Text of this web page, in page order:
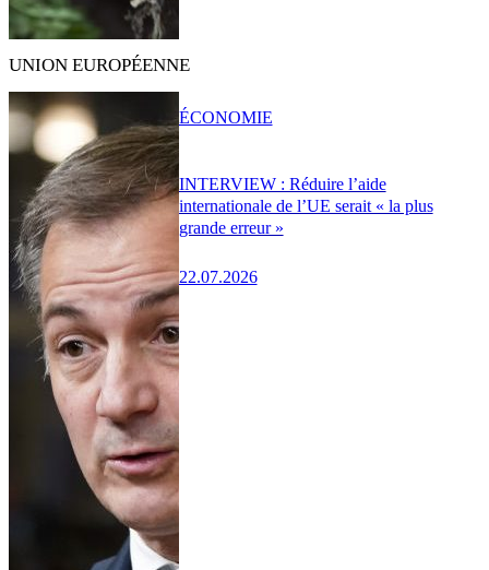
UNION EUROPÉENNE
INTERVIEW : Réduire l’aide
internationale de l’UE serait « la plus
grande erreur »
22.07.2026
ÉCONOMIE